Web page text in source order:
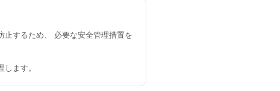
止するため、 必要な安全管理措置を
ます。